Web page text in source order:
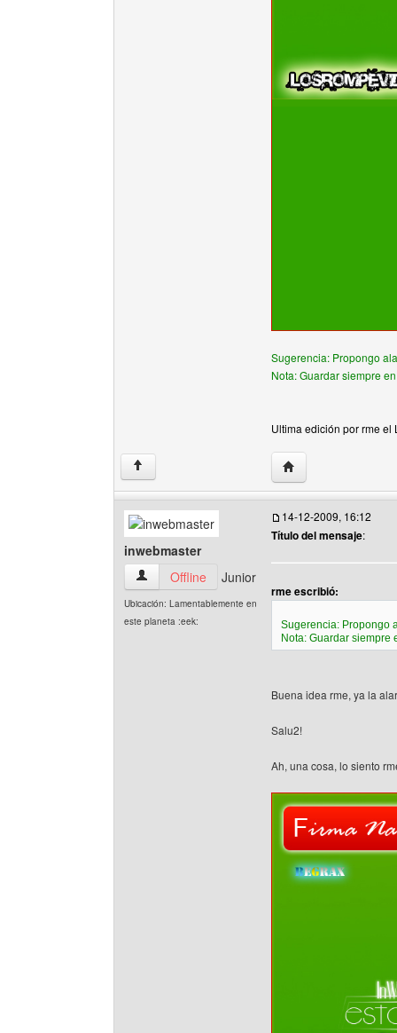
Sugerencia: Propongo
Nota: Guardar siempre
Ultima edición por rme el
↑ Visitar sitio web del
inwebmaster
inwebmaster Ver perfil del usuario
Offline Junior
Ubicación: Lamentablemente en
este planeta :eek:
14-12-2009, 16:12
Título del mensaje:
rme escribió:
Sugerencia: Propongo
Nota: Guardar siempre
Buena idea rme, ya la
Salu2!
Ah, una cosa, lo siento